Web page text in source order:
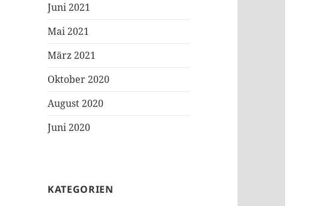
Juni 2021
Mai 2021
März 2021
Oktober 2020
August 2020
Juni 2020
KATEGORIEN